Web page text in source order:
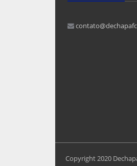
Copyright 2020